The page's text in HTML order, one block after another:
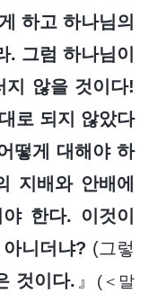
하고 하나님의
. 그럼 하나님이
지 않을 것이다!
로 되지 않았다
떻게 대해야 하
지배와 안배에
한다. 이것이
니더냐? (그렇
것이다. 』 (＜말